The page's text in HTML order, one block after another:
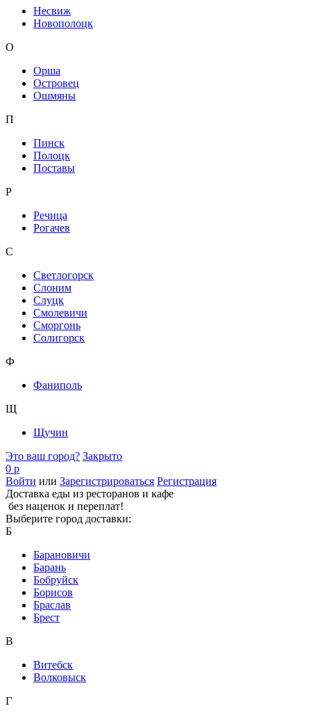
Несвиж
Новополоцк
О
Орша
Островец
Ошмяны
П
Пинск
Полоцк
Поставы
Р
Речица
Рогачев
С
Светлогорск
Слоним
Слуцк
Смолевичи
Сморгонь
Солигорск
Ф
Фаниполь
Щ
Щучин
Это ваш город? Закрыто
0 р
Войти или Зарегистрироваться Регистрация
Доставка еды из ресторанов и кафе
без наценок и переплат!
Выберите город доставки:
Б
Барановичи
Барань
Бобруйск
Борисов
Браслав
Брест
В
Витебск
Волковыск
Г